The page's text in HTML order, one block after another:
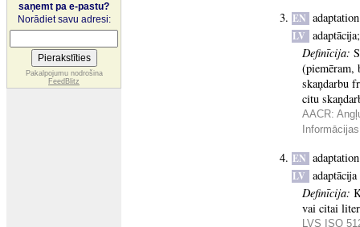
saņemt pa e-pastu?
Norādiet savu adresi:
Pakalpojumu nodrošina
FeedBlitz
EN
LV adaptācija
Definīcija:
(piemēram,
skaņdarbu
citu
AACR:
EN adaptation
LV adaptācija
Definīcija:
vai citai
LVS ISO